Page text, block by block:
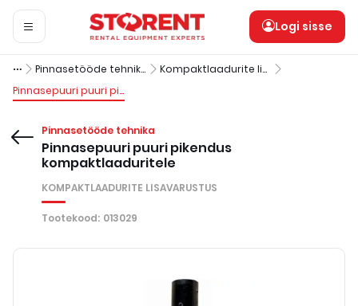
Logi sisse
Pinnasetööde tehnika
Kompaktlaadurite lisavarustus
Pinnasepuuri puuri pikendus kompaktlaaduritele
Pinnasetööde tehnika
Pinnasepuuri puuri pikendus
kompaktlaaduritele
KOMPAKTLAADURITE LISAVARUSTUS
Tootekood: 013029